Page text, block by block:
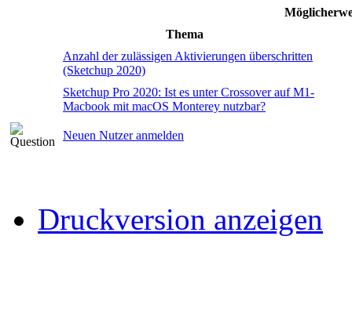
Thema
Anzahl der zulässigen Aktivierungen überschritten
(Sketchup 2020)
Sketchup Pro 2020: Ist es unter Crossover auf M1-
Macbook mit macOS Monterey nutzbar?
Neuen Nutzer anmelden
Druckversion anzeigen